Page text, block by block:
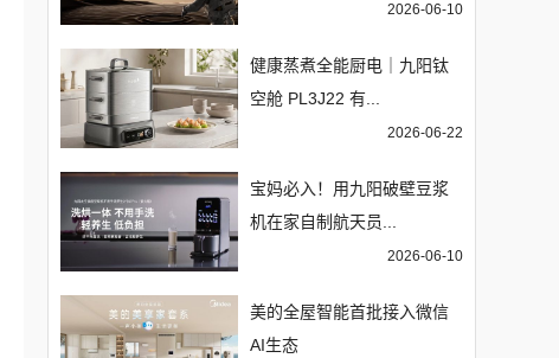
2026-06-10
健康蒸煮全能厨电｜九阳钛
空舱 PL3J22 有...
2026-06-22
宝妈必入！用九阳破壁豆浆
机在家自制航天员...
2026-06-10
美的全屋智能首批接入微信
AI生态